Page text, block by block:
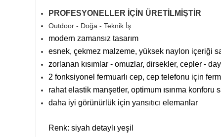
PROFESYONELLER İÇİN ÜRETİLMİŞTİR
Outdoor - Doğa - Teknik İş
modern zamansız tasarım
esnek, çekmez malzeme, yüksek naylon içeriği
zorlanan kısımlar - omuzlar, dirsekler, cepler -
2 fonksiyonel fermuarlı cep, cep telefonu için
rahat elastik manşetler, optimum ısınma
daha iyi görünürlük için yansıtıcı elemanlar
Renk: siyah detaylı yeşil